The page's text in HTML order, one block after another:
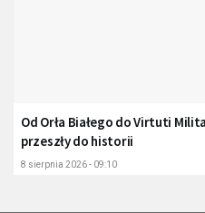
Od Orła Białego do Virtuti
przeszły do historii
8 sierpnia 2026 - 09:10